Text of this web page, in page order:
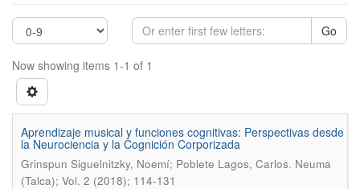
Go
Now showing items 1-1 of 1
Aprendizaje musical y funciones cognitivas: Perspectivas desde
la Neurociencia y la Cognición Corporizada
Grinspun Siguelnitzky, Noemí; Poblete Lagos, Carlos. Neuma
(Talca); Vol. 2 (2018); 114-131